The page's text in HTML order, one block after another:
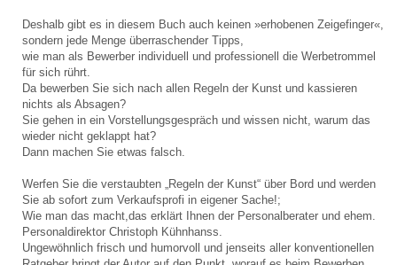
Deshalb gibt es in diesem Buch auch keinen »erhobenen Zeigefinger«,
sondern jede Menge überraschender Tipps,
wie man als Bewerber individuell und professionell die Werbetrommel
für sich rührt.
Da bewerben Sie sich nach allen Regeln der Kunst und kassieren
nichts als Absagen?
Sie gehen in ein Vorstellungsgespräch und wissen nicht, warum das
wieder nicht geklappt hat?
Dann machen Sie etwas falsch.
Werfen Sie die verstaubten „Regeln der Kunst“ über Bord und werden
Sie ab sofort zum Verkaufsprofi in eigener Sache!;
Wie man das macht,das erklärt Ihnen der Personalberater und ehem.
Personaldirektor Christoph Kühnhanss.
Ungewöhnlich frisch und humorvoll und jenseits aller konventionellen